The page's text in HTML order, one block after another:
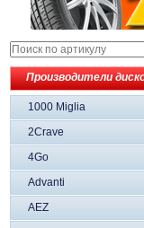
Производители
1000 Miglia
2Crave
4Go
Advanti
AEZ